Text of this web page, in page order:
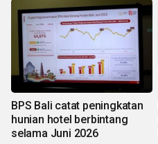
BPS Bali catat peningkatan
hunian hotel berbintang
selama Juni 2026